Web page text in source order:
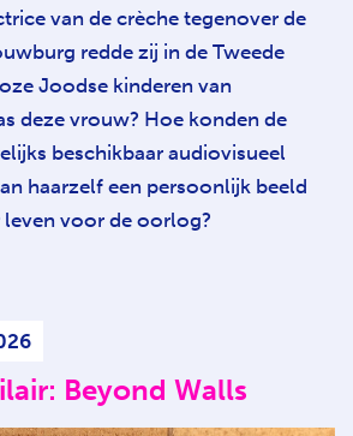
van de crèche tegenover de
redde zij in de Tweede
Joodse kinderen van
deze vrouw? Hoe konden de
beschikbaar audiovisueel
haarzelf een persoonlijk beeld
leven voor de oorlog?
Beyond Walls